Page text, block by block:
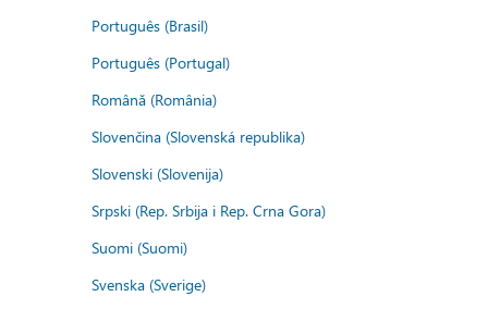
Português (Brasil)
Português (Portugal)
Română (România)
Slovenčina (Slovenská republika)
Slovenski (Slovenija)
Srpski (Rep. Srbija i Rep. Crna Gora)
Suomi (Suomi)
Svenska (Sverige)